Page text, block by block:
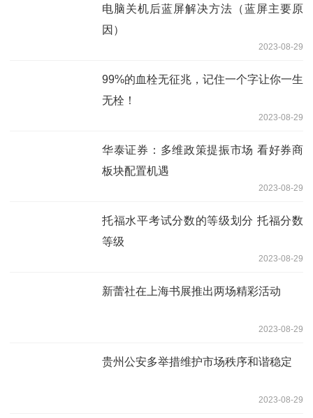
电脑关机后蓝屏解决方法（蓝屏主要原
因）
2023-08-29
99%的血栓无征兆，记住一个字让你一生
无栓！
2023-08-29
华泰证券：多维政策提振市场 看好券商
板块配置机遇
2023-08-29
托福水平考试分数的等级划分 托福分数
等级
2023-08-29
新蕾社在上海书展推出两场精彩活动
2023-08-29
贵州公安多举措维护市场秩序和谐稳定
2023-08-29